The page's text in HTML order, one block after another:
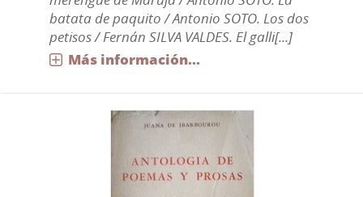
batata de paquito / Antonio SOTO. Los dos
petisos / Fernán SILVA VALDES. El galli[...]
Más información...